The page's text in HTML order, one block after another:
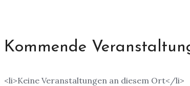
Kommende
<li>Keine Veranstaltungen an diesem Ort</li>